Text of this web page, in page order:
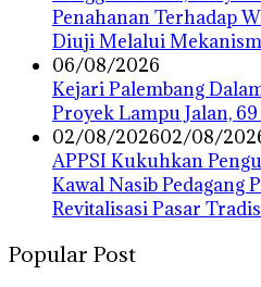
Penahanan Terhadap
Diuji Melalui
06/08/2026
Kejari Palembang
Proyek Lampu Jalan,
02/08/202602/08/
APPSI Kukuhkan
Kawal Nasib Pedagang
Revitalisasi Pasar
Popular Post